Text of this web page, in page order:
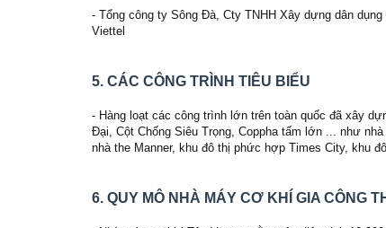
- Tổng công ty Sông Đà, Cty TNHH Xây dựng dân
Viettel
5. CÁC CÔNG TRÌNH TIÊU BIỂU
- Hàng loạt các công trình lớn trên toàn quốc đã xây
Đại, Cột Chống Siêu Trọng, Coppha tấm lớn ... như
nhà the Manner, khu đô thị phức hợp Times City, khu
6. QUY MÔ NHÀ MÁY CƠ KHÍ GIA CÔNG